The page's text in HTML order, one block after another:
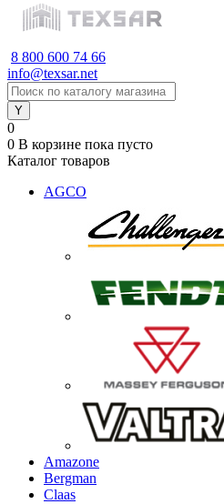
8 800 600 74 66
info@texsar.net
0
0 В корзине пока пусто
Каталог товаров
AGCO
Amazone
Bergman
Claas